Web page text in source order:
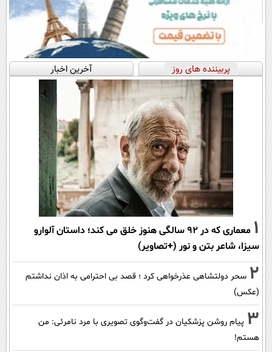
پربیننده های روز آخرین اخبار
1
معماری که در 92 سالگی هنوز خلق می کند؛ داستان آلوارو
سیزا، شاعر بتن و نور (+تصاویر)
2 سحر دولتشاهی عذرخواهی کرد ؛ قصد بی احترامی به اذان نداشتم
(عکس)
3 پیام روشن پزشکیان در گفت‌و‌گوی تصویری با مرد نامرئی: من
هستم!